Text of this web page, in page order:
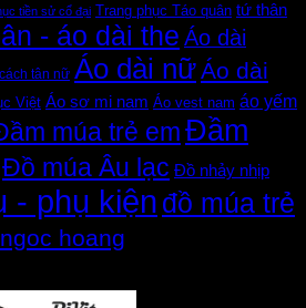
tiền sử cổ đại Trang phục Táo quân tứ thân
- áo dài the Áo dài
tân nữ Áo dài nữÁo dài
Việt Áo sơ mi nam Áo vest nam áo yếm
múa trẻ emĐầm
Đồ múa Âu lạc Đồ nhảy nhịp
- phụ kiện đồ múa trẻ
hoang